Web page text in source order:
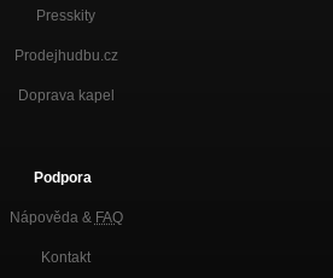
Presskity
Prodejhudbu.cz
Doprava kapel
Podpora
Nápověda & FAQ
Kontakt